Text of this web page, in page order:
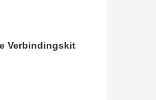
Verbindingskit